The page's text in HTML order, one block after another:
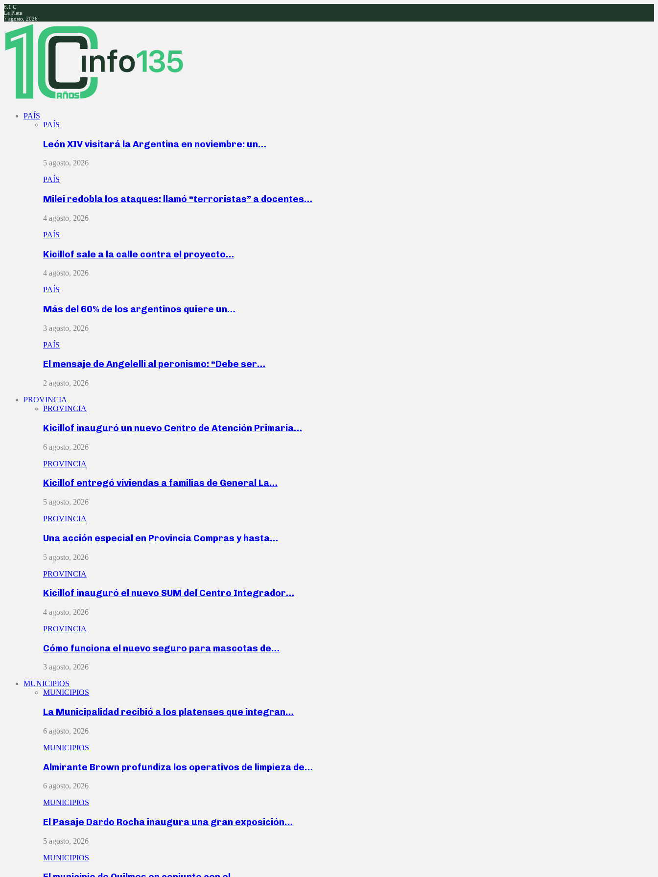
6.1 C
La Plata
7 agosto, 2026
Facebook
Twitter
Instagram
Youtube
PAÍS
PAÍS
León XIV visitará la Argentina en noviembre: un…
5 agosto, 2026
PAÍS
Milei redobla los ataques: llamó “terroristas” a docentes…
4 agosto, 2026
PAÍS
Kicillof sale a la calle contra el proyecto…
4 agosto, 2026
PAÍS
Más del 60% de los argentinos quiere un…
3 agosto, 2026
PAÍS
El mensaje de Angelelli al peronismo: “Debe ser…
2 agosto, 2026
PROVINCIA
PROVINCIA
Kicillof inauguró un nuevo Centro de Atención Primaria…
6 agosto, 2026
PROVINCIA
Kicillof entregó viviendas a familias de General La…
5 agosto, 2026
PROVINCIA
Una acción especial en Provincia Compras y hasta…
5 agosto, 2026
PROVINCIA
Kicillof inauguró el nuevo SUM del Centro Integrador…
4 agosto, 2026
PROVINCIA
Cómo funciona el nuevo seguro para mascotas de…
3 agosto, 2026
MUNICIPIOS
MUNICIPIOS
La Municipalidad recibió a los platenses que integran…
6 agosto, 2026
MUNICIPIOS
Almirante Brown profundiza los operativos de limpieza de…
6 agosto, 2026
MUNICIPIOS
El Pasaje Dardo Rocha inaugura una gran exposición…
5 agosto, 2026
MUNICIPIOS